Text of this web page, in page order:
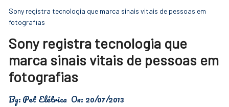
Sony registra tecnologia que marca sinais vitais de pessoas em
fotografias
Sony registra tecnologia que
marca sinais vitais de pessoas em
fotografias
By:Pet Elétrica On: 20/07/2013